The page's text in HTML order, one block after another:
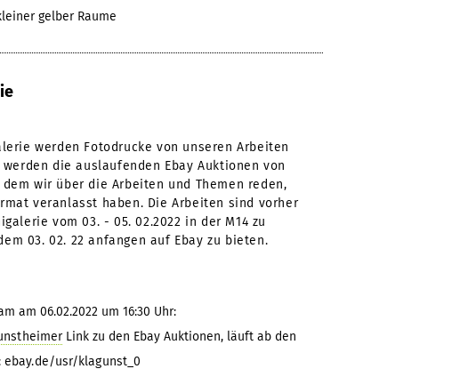
gelber Raume
werden Fotodrucke von unseren Arbeiten
die auslaufenden Ebay Auktionen von
wir über die Arbeiten und Themen reden,
veranlasst haben. Die Arbeiten sind vorher
vom 03. - 05. 02.2022 in der M14 zu
03. 02. 22 anfangen auf Ebay zu bieten.
am 06.02.2022 um 16:30 Uhr:
Link zu den Ebay Auktionen, läuft ab den
ebay.de/usr/klagunst_0